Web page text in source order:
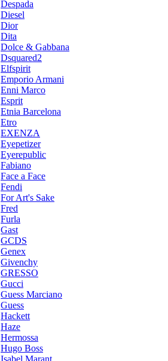
Despada
Diesel
Dior
Dita
Dolce & Gabbana
Dsquared2
Elfspirit
Emporio Armani
Enni Marco
Esprit
Etnia Barcelona
Etro
EXENZA
Eyepetizer
Eyerepublic
Fabiano
Face a Face
Fendi
For Art's Sake
Fred
Furla
Gast
GCDS
Genex
Givenchy
GRESSO
Gucci
Guess Marciano
Guess
Hackett
Haze
Hermossa
Hugo Boss
Isabel Marant